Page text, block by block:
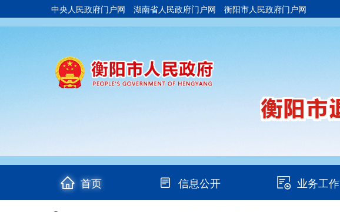
中央人民政府门户网 湖南省人民政府门户网 衡阳市人民政府门户网
首页(current) 信息公开 业务工作